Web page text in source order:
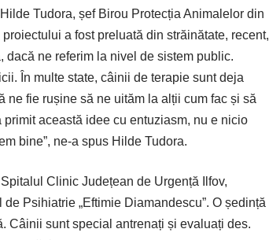
Tudora, șef Birou Protecția Animalelor din
a fost preluată din străinătate, recent,
ne referim la nivel de sistem public.
În multe state, câinii de terapie sunt deja
ne fie rușine să ne uităm la alții cum fac și să
această idee cu entuziasm, nu e nicio
bine”, ne-a spus Hilde Tudora.
Clinic Județean de Urgență Ilfov,
Psihiatrie „Eftimie Diamandescu”. O ședință
Câinii sunt special antrenați și evaluați des.